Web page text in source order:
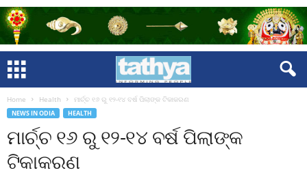
Home Health ମାର୍ଚ୍ଚ ୧୬ ରୁ ୧୨-୧୪ ବର୍ଷ ପିଲାଙ୍କ ଟିକାକରଣ
NEWS IN ODIA HEALTH
ମାର୍ଚ୍ଚ ୧୬ ରୁ ୧୨-୧୪ ବର୍ଷ ପିଲାଙ୍କ
ଟିକାକରଣ